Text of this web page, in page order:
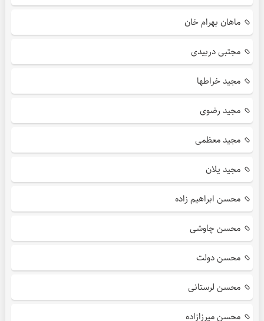
ماهان بهرام خان
مجتبی دربیدی
مجید خراطها
مجید رضوی
مجید معظمی
مجید یلان
محسن ابراهیم زاده
محسن چاوشی
محسن دولت
محسن لرستانی
محسن میرزازاده